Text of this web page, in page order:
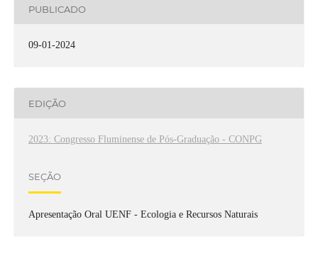
PUBLICADO
09-01-2024
EDIÇÃO
2023: Congresso Fluminense de Pós-Graduação - CONPG
SEÇÃO
Apresentação Oral UENF - Ecologia e Recursos Naturais